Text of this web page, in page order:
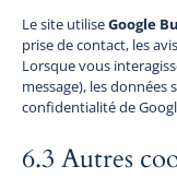
Le site utiliseGoogle
prise de contact, les
Lorsque vous
message), les
confidentialité de
6.3 Autres